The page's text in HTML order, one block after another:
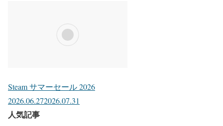
Steam サマーセール 2026
2026.06.272026.07.31
人気記事